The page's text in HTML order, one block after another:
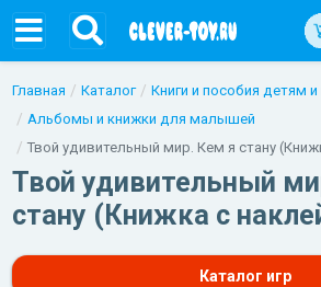
Главная Каталог
Книги и пособия детям и
Альбомы и книжки для малышей
Твой удивительный мир. Кем я стану
Твой удивительный
стану (Книжка с
Каталог игр